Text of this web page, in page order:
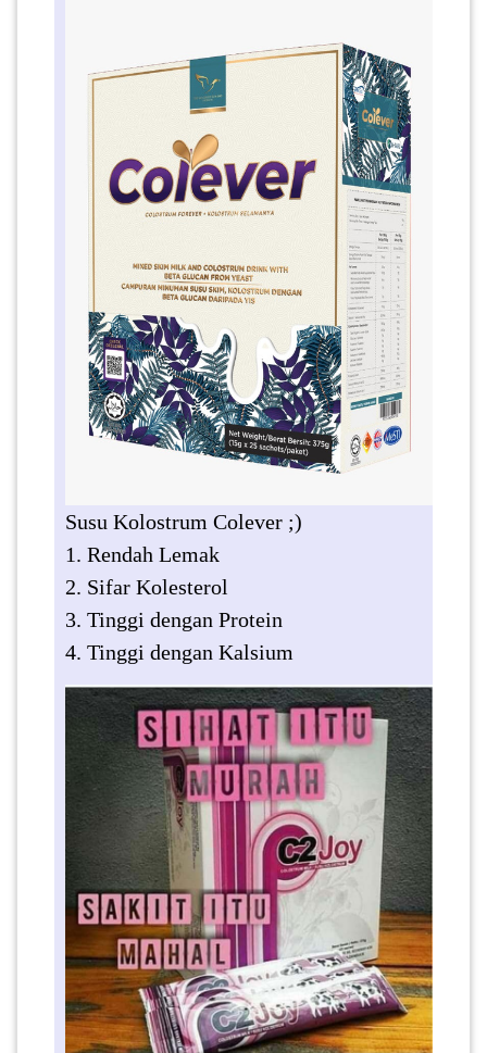
Susu Kolostrum Colever ;)
1. Rendah Lemak
2. Sifar Kolesterol
3. Tinggi dengan Protein
4. Tinggi dengan Kalsium
SELANGOR(37)
KELANTAN(22)
SEMBILAN(10)
TERENGGANU(12)
SABAH(0)
MELAKA(53)
PENANG(2)
PERLIS(6)
KUALA